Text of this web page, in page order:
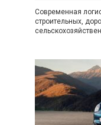
Современная
строительных,